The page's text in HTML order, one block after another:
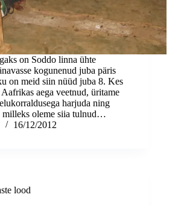
on Soddo linna ühte
kogunenud juba päris
on meid siin nüüd juba 8. Kes
aega veetnud, üritame
harjuda ning
milleks oleme siia tulnud…
16/12/2012
lood